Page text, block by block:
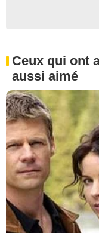
Ceux qui ont
aussi aimé